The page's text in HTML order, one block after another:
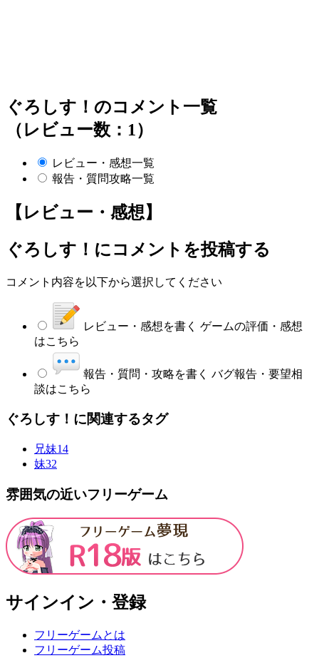
ぐろしす！のコメント一覧
（レビュー数：1）
レビュー・感想一覧
報告・質問攻略一覧
【レビュー・感想】
ぐろしす！ にコメントを投稿する
コメント内容を以下から選択してください
レビュー・感想を書く ゲームの評価・感想
はこちら
報告・質問・攻略を書く バグ報告・要望相
談はこちら
ぐろしす！に関連するタグ
兄妹14
妹32
雰囲気の近いフリーゲーム
サインイン・登録
フリーゲームとは
フリーゲーム投稿